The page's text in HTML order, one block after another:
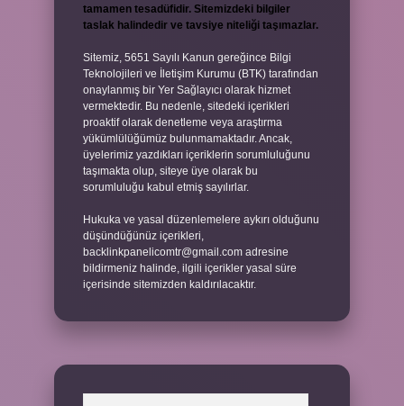
tamamen tesadüfidir. Sitemizdeki bilgiler
taslak halindedir ve tavsiye niteliği taşımazlar.
Sitemiz, 5651 Sayılı Kanun gereğince Bilgi
Teknolojileri ve İletişim Kurumu (BTK) tarafından
onaylanmış bir Yer Sağlayıcı olarak hizmet
vermektedir. Bu nedenle, sitedeki içerikleri
proaktif olarak denetleme veya araştırma
yükümlülüğümüz bulunmamaktadır. Ancak,
üyelerimiz yazdıkları içeriklerin sorumluluğunu
taşımakta olup, siteye üye olarak bu
sorumluluğu kabul etmiş sayılırlar.
Hukuka ve yasal düzenlemelere aykırı olduğunu
düşündüğünüz içerikleri,
backlinkpanelicomtr@gmail.com adresine
bildirmeniz halinde, ilgili içerikler yasal süre
içerisinde sitemizden kaldırılacaktır.